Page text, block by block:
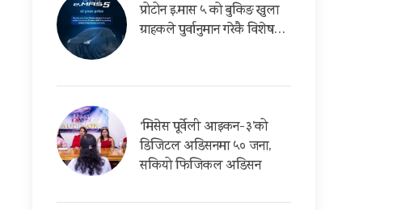
प्रोटोन इ.मास ५ को बुकिङ खुला
ग्राहकले पुर्वानुमान गरेकै विशेष…
‘मिसेस पूर्वेली आइकन-३’को
डिजिटल अडिसनमा ५० जना,
सकियो फिजिकल अडिसन